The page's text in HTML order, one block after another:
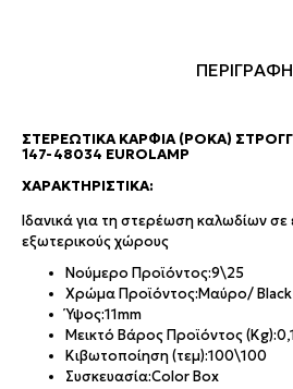
ΠΕΡΙΓΡΑΦΗ
ΣΤΕΡΕΩΤΙΚΆ ΚΑΡΦΙΆ (ΡΌΚΑ)
147-48034 EUROLAMP
XΑΡΑΚΤΗΡΙΣΤΙΚΆ:
Ιδανικά για τη στερέωση καλωδίων σε
εξωτερικούς χώρους
Νούμερο Προϊόντος:9\25
Χρώμα Προϊόντος:Μαύρο/ Black
Ύψος:11mm
Μεικτό Βάρος Προϊόντος (Kg):
Κιβωτοποίηση (τεμ):100\100
Συσκευασία:Color Box